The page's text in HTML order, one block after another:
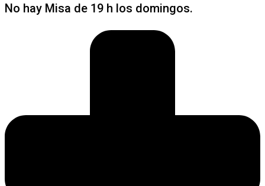
No hay Misa de 19 h los domingos.